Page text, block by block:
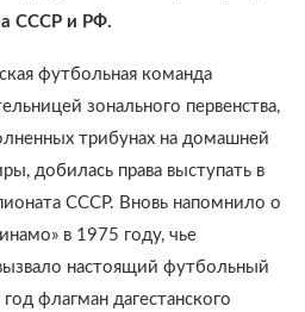
СССР и РФ.
футбольная команда
зонального первенства,
трибунах на домашней
добилась права выступать в
СССР. Вновь напомнило о
в 1975 году, чье
настоящий футбольный
флагман дагестанского